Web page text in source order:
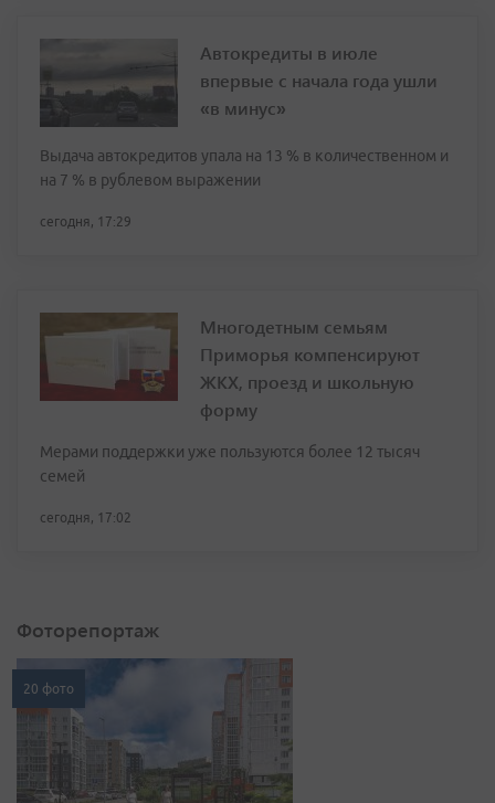
Автокредиты в июле
впервые с начала года ушли
«в минус»
Выдача автокредитов упала на 13 % в количественном и
на 7 % в рублевом выражении
сегодня, 17:29
Многодетным семьям
Приморья компенсируют
ЖКХ, проезд и школьную
форму
Мерами поддержки уже пользуются более 12 тысяч
семей
сегодня, 17:02
Фоторепортаж
20 фото